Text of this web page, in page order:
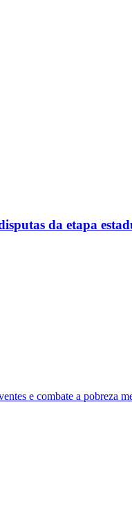
da etapa
e combate a pobreza